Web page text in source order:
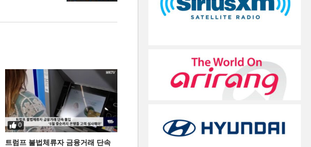
0
트럼프 불법체류자 금융거래 단속